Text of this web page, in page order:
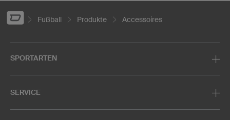
Fußball Produkte Accessoires
SPORTARTEN
SERVICE